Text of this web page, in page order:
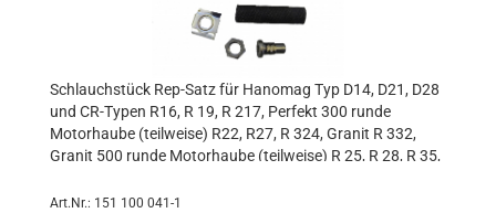
Schlauchstück Rep-Satz für Hanomag Typ D14, D21, D28
und CR-Typen R16, R 19, R 217, Perfekt 300 runde
Motorhaube (teilweise) R22, R27, R 324, Granit R 332,
Granit 500 runde Motorhaube (teilweise) R 25, R 28, R 35,
Art.Nr.: 151 100 041-1